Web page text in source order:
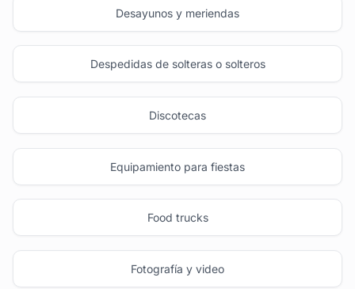
Desayunos y meriendas
Despedidas de solteras o solteros
Discotecas
Equipamiento para fiestas
Food trucks
Fotografía y video